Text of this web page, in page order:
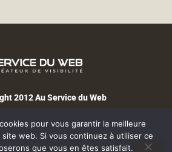
2012 Au Service du Web
pour vous garantir la meilleure
web. Si vous continuez à utiliser ce
que vous en êtes satisfait.